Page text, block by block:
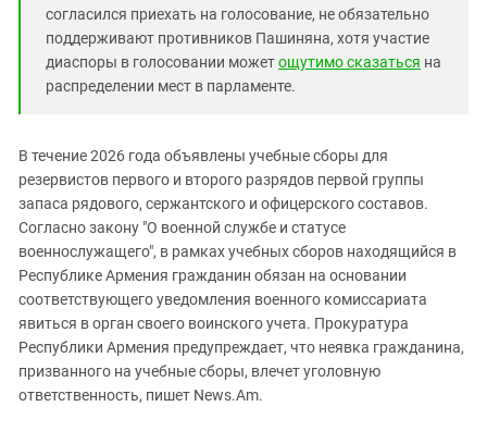
согласился приехать на голосование, не обязательно
поддерживают противников Пашиняна, хотя участие
диаспоры в голосовании можетощутимо сказаться на
распределении мест в парламенте.
В течение 2026 года объявлены учебные сборы для
резервистов первого и второго разрядов первой группы
запаса рядового, сержантского и офицерского составов.
Согласно закону "О военной службе и статусе
военнослужащего", в рамках учебных сборов находящийся в
Республике Армения гражданин обязан на основании
соответствующего уведомления военного комиссариата
явиться в орган своего воинского учета. Прокуратура
Республики Армения предупреждает, что неявка гражданина,
призванного на учебные сборы, влечет уголовную
ответственность, пишет News.Am.